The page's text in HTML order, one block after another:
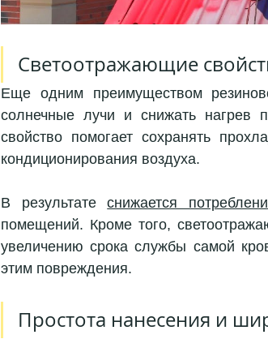
Светоотражающие
Еще одним преимуществом
солнечные лучи и снижать нагрев
свойство помогает сохранять
кондиционирования воздуха.
В результате снижается
помещений. Кроме того,
увеличению срока службы самой
этим повреждения.
Простота нанесения и